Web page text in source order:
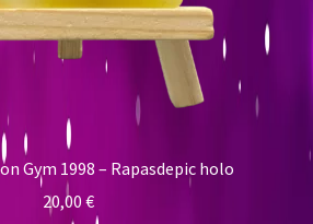
Gym 1998 – Rapasdepic holo
20,00 €